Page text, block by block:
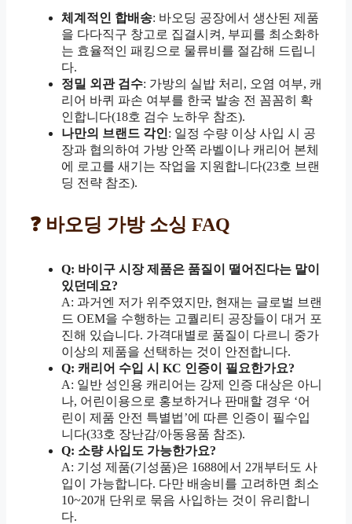
체계적인 합배송: 바오딩 공장에서 생산된 제품
을 다다직구 창고로 집결시켜, 부피를 최소화하
는 효율적인 패킹으로 물류비를 절감해 드립니
다.
정밀 외관 검수: 가방의 실밥 처리, 오염 여부, 캐
리어 바퀴 파손 여부를 한국 발송 전 꼼꼼히 확
인합니다(18호 검수 노하우 참조).
나만의 브랜드 각인: 일정 수량 이상 사입 시 공
장과 협의하여 가방 안쪽 라벨이나 캐리어 본체
에 로고를 새기는 작업을 지원합니다(23호 브랜
딩 전략 참조).
❓ 바오딩 가방 소싱 FAQ
Q: 바이구 시장 제품은 품질이 떨어진다는 말이
있던데요?
A: 과거엔 저가 위주였지만, 현재는 글로벌 브랜
드 OEM을 수행하는 고퀄리티 공장들이 대거 포
진해 있습니다. 가격대별로 품질이 다르니 중가
이상의 제품을 선택하는 것이 안전합니다.
Q: 캐리어 수입 시 KC 인증이 필요한가요?
A: 일반 성인용 캐리어는 강제 인증 대상은 아니
나, 어린이용으로 홍보하거나 판매할 경우 ‘어
린이 제품 안전 특별법’에 따른 인증이 필수입
니다(33호 장난감/아동용품 참조).
Q: 소량 사입도 가능한가요?
A: 기성 제품(기성품)은 1688에서 2개부터도 사
입이 가능합니다. 다만 배송비를 고려하면 최소
10~20개 단위로 묶음 사입하는 것이 유리합니
다.